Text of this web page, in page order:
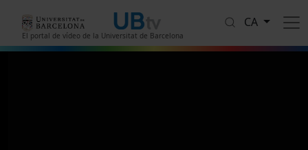
El portal de vídeo de la Universitat de Barcelona
CA